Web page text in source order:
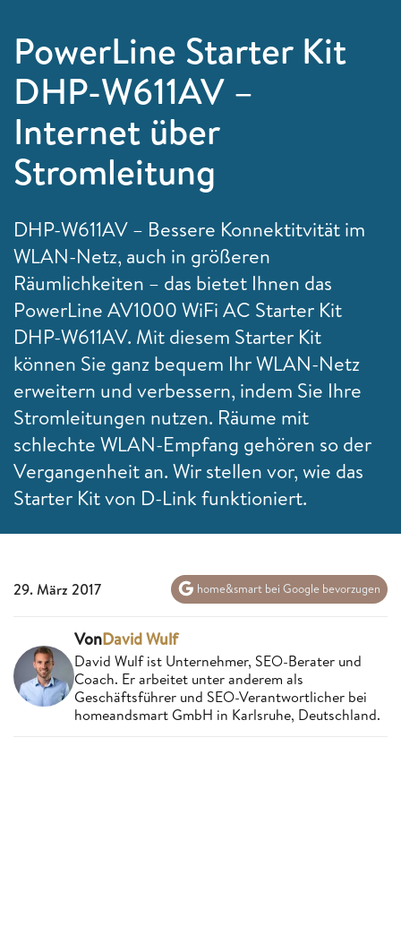
PowerLine Starter Kit
DHP-W611AV –
Internet über
Stromleitung
DHP-W611AV – Bessere Konnektitvität im
WLAN-Netz, auch in größeren
Räumlichkeiten – das bietet Ihnen das
PowerLine AV1000 WiFi AC Starter Kit
DHP-W611AV. Mit diesem Starter Kit
können Sie ganz bequem Ihr WLAN-Netz
erweitern und verbessern, indem Sie Ihre
Stromleitungen nutzen. Räume mit
schlechte WLAN-Empfang gehören so der
Vergangenheit an. Wir stellen vor, wie das
Starter Kit von D-Link funktioniert.
29. März 2017 home&smart bei Google bevorzugen
VonDavid Wulf
David Wulf ist Unternehmer, SEO-Berater und
Coach. Er arbeitet unter anderem als
Geschäftsführer und SEO-Verantwortlicher bei
homeandsmart GmbH in Karlsruhe, Deutschland.